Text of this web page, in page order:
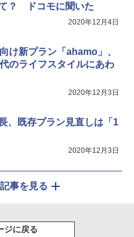
？ ドコモに聞いた
2020年12月4日
け新プラン「ahamo」、
のライフスタイルにあわ
2020年12月3日
、既存プラン見直しは「1
2020年12月3日
事を見る
ジに戻る